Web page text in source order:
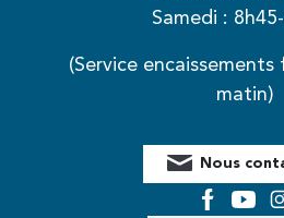
Samedi :
(Service encaissements
matin)
Nous
Facebook